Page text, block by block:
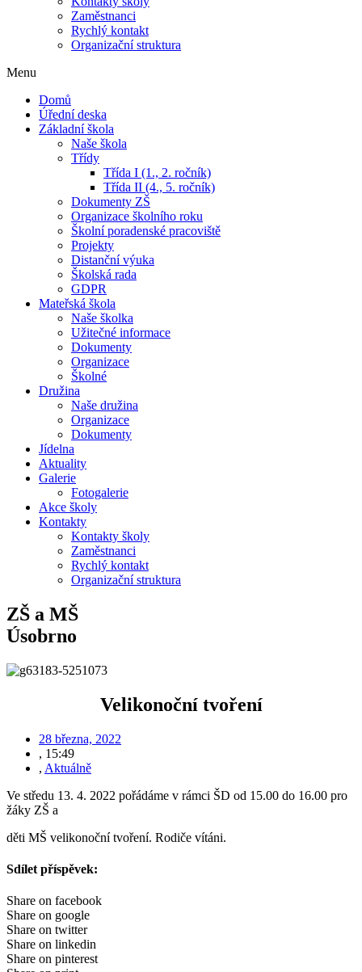
Zaměstnanci
Rychlý kontakt
Organizační struktura
Menu
Domů
Úřední deska
Základní škola
Naše škola
Třídy
Třída I (1., 2. ročník)
Třída II (4., 5. ročník)
Dokumenty ZŠ
Organizace školního roku
Školní poradenské pracoviště
Projekty
Distanční výuka
Školská rada
GDPR
Mateřská škola
Naše školka
Užitečné informace
Dokumenty
Organizace
Školné
Družina
Naše družina
Organizace
Dokumenty
Jídelna
Aktuality
Galerie
Fotogalerie
Akce školy
Kontakty
Kontakty školy
Zaměstnanci
Rychlý kontakt
Organizační struktura
ZŠ a MŠ
Úsobrno
Velikonoční tvoření
28 března, 2022
, 15:49
, Aktuálně
Ve středu 13. 4. 2022 pořádáme v rámci ŠD od 15.00 do 16.00 pro
žáky ZŠ a
děti MŠ velikonoční tvoření. Rodiče vítáni.
Sdílet příspěvek:
Share on facebook
Share on google
Share on twitter
Share on linkedin
Share on pinterest